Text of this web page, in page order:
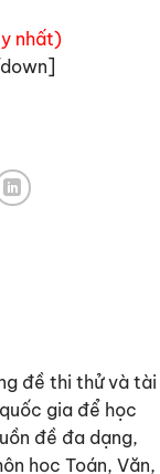
nhất)
đề thi thử và tài
gia để học
đề đa dạng,
học Toán, Văn,